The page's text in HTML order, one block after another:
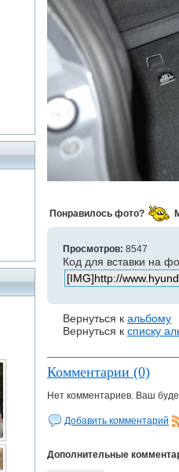
Понравилось фото?
Просмотров: 8547
Код для вставки на
Вернуться к альбому
Вернуться к списку
Комментарии (0)
Нет комментариев. Ваш
Добавить комментарий
Дополнительные